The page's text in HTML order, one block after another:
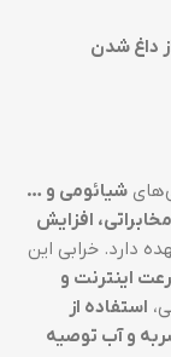
داغ شدن
شیائومی و …
افزایش
دارد. خرابی این
اینترنت و
استفاده از
و آب توصیه